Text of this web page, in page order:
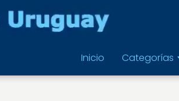
Inicio Categorías